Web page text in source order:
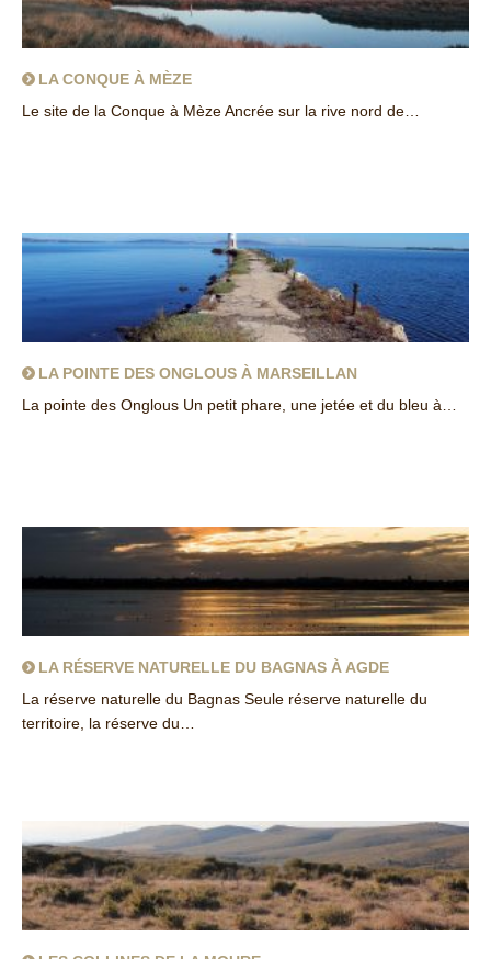
LA CONQUE À MÈZE
Le site de la Conque à Mèze Ancrée sur la rive nord de…
LA POINTE DES ONGLOUS À MARSEILLAN
La pointe des Onglous Un petit phare, une jetée et du bleu à…
LA RÉSERVE NATURELLE DU BAGNAS À AGDE
La réserve naturelle du Bagnas Seule réserve naturelle du
territoire, la réserve du…